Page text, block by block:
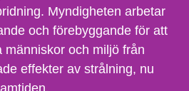
Myndigheten arbetar
och förebyggande för att
människor och miljö från
effekter av strålning, nu